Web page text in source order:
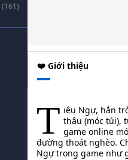
(161)
❤️ Giới thiệu
T iêu Ngự, hắn
thâu (móc túi),
game online
đường thoát nghèo.
Ngự trong game như